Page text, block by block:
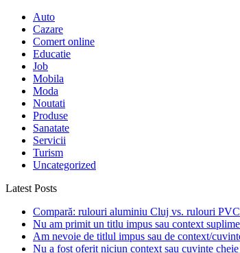
Auto
Cazare
Comert online
Educatie
Job
Mobila
Moda
Noutati
Produse
Sanatate
Servicii
Turism
Uncategorized
Latest Posts
Compară: rulouri aluminiu Cluj vs. rulouri
Nu am primit un titlu impus sau context
Am nevoie de titlul impus sau de context/
Nu a fost oferit niciun context sau cuvinte